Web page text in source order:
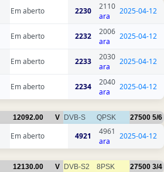
Em aberto 2230
2110
ara
2025-04-12
Em aberto 2232
2006
ara
2025-04-12
Em aberto 2233
2030
ara
2025-04-12
Em aberto 2234
2040
ara
2025-04-12
12092.00 V DVB-S QPSK 27500 5/6
Em aberto 4921
4961
ara
2025-04-12
12130.00 V DVB-S2 8PSK 27500 3/4